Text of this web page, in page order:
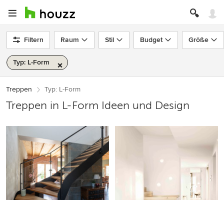
Filtern Raum Stil Budget Größe
Typ: L-Form
Treppen Typ: L-Form
Treppen in L-Form Ideen und Design